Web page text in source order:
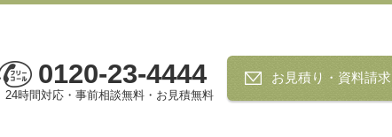
0120-23-4444
24時間対応・事前相談無料・お見積無料
お見積り・資料請求